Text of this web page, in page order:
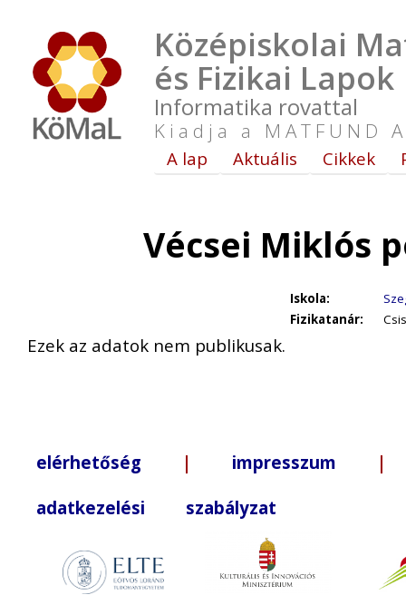
Középiskolai
és Fizikai Lapok
Informatika rovattal
Kiadja a MATFUND
A lap Aktuális Cikkek
Vécsei Miklós
Iskola:
Fizikatanár:
Ezek az adatok nem publikusak.
elérhetőség | impresszum |
adatkezelési szabályzat